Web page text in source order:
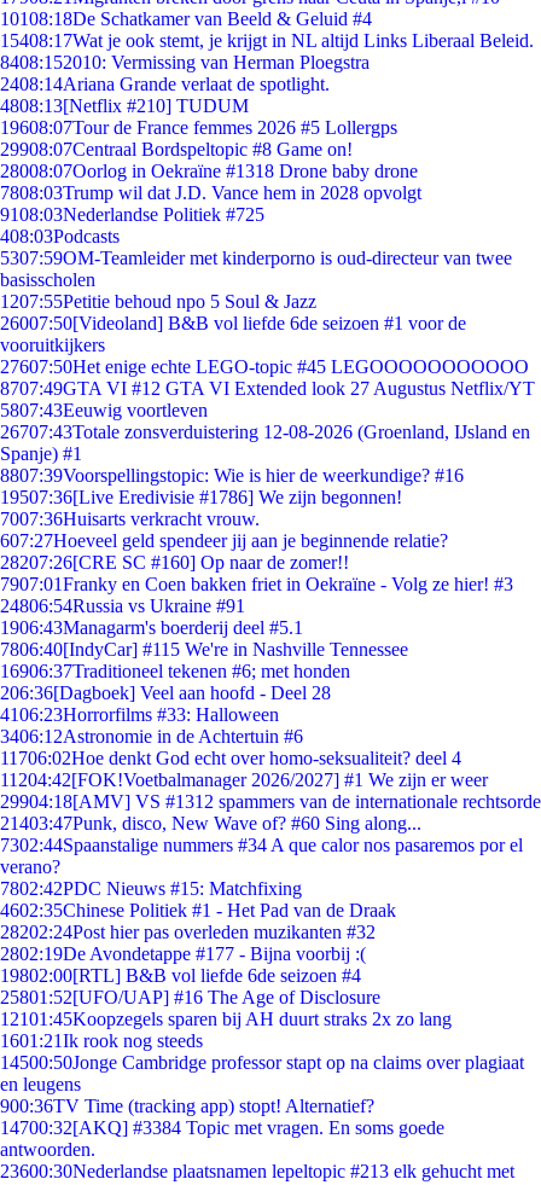
10108:18De Schatkamer van Beeld & Geluid #4
15408:17Wat je ook stemt, je krijgt in NL altijd Links Liberaal Beleid.
8408:152010: Vermissing van Herman Ploegstra
2408:14Ariana Grande verlaat de spotlight.
4808:13[Netflix #210] TUDUM
19608:07Tour de France femmes 2026 #5 Lollergps
29908:07Centraal Bordspeltopic #8 Game on!
28008:07Oorlog in Oekraïne #1318 Drone baby drone
7808:03Trump wil dat J.D. Vance hem in 2028 opvolgt
9108:03Nederlandse Politiek #725
408:03Podcasts
5307:59OM-Teamleider met kinderporno is oud-directeur van twee
basisscholen
1207:55Petitie behoud npo 5 Soul & Jazz
26007:50[Videoland] B&B vol liefde 6de seizoen #1 voor de
vooruitkijkers
27607:50Het enige echte LEGO-topic #45 LEGOOOOOOOOOOO
8707:49GTA VI #12 GTA VI Extended look 27 Augustus Netflix/YT
5807:43Eeuwig voortleven
26707:43Totale zonsverduistering 12-08-2026 (Groenland, IJsland en
Spanje) #1
8807:39Voorspellingstopic: Wie is hier de weerkundige? #16
19507:36[Live Eredivisie #1786] We zijn begonnen!
7007:36Huisarts verkracht vrouw.
607:27Hoeveel geld spendeer jij aan je beginnende relatie?
28207:26[CRE SC #160] Op naar de zomer!!
7907:01Franky en Coen bakken friet in Oekraïne - Volg ze hier! #3
24806:54Russia vs Ukraine #91
1906:43Managarm's boerderij deel #5.1
7806:40[IndyCar] #115 We're in Nashville Tennessee
16906:37Traditioneel tekenen #6; met honden
206:36[Dagboek] Veel aan hoofd - Deel 28
4106:23Horrorfilms #33: Halloween
3406:12Astronomie in de Achtertuin #6
11706:02Hoe denkt God echt over homo-seksualiteit? deel 4
11204:42[FOK!Voetbalmanager 2026/2027] #1 We zijn er weer
29904:18[AMV] VS #1312 spammers van de internationale rechtsorde
21403:47Punk, disco, New Wave of? #60 Sing along...
7302:44Spaanstalige nummers #34 A que calor nos pasaremos por el
verano?
7802:42PDC Nieuws #15: Matchfixing
4602:35Chinese Politiek #1 - Het Pad van de Draak
28202:24Post hier pas overleden muzikanten #32
2802:19De Avondetappe #177 - Bijna voorbij :(
19802:00[RTL] B&B vol liefde 6de seizoen #4
25801:52[UFO/UAP] #16 The Age of Disclosure
12101:45Koopzegels sparen bij AH duurt straks 2x zo lang
1601:21Ik rook nog steeds
14500:50Jonge Cambridge professor stapt op na claims over plagiaat
en leugens
900:36TV Time (tracking app) stopt! Alternatief?
14700:32[AKQ] #3384 Topic met vragen. En soms goede
antwoorden.
23600:30Nederlandse plaatsnamen lepeltopic #213 elk gehucht met